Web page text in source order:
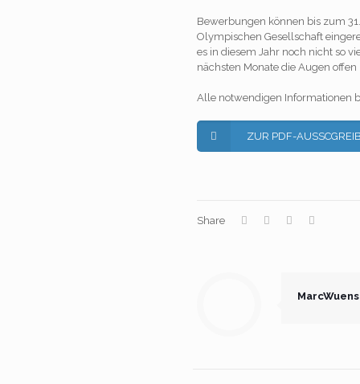
Bewerbungen können bis zum
Olympischen Gesellschaft
es in diesem Jahr noch nicht so
nächsten Monate die Augen
Alle notwendigen Informationen
ZUR PDF-
Share